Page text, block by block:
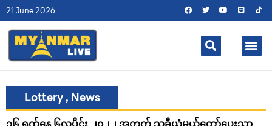
21 June 2026
Lottery, News